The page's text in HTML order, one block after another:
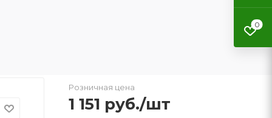
Розничная цена
1 151 руб./шт
0